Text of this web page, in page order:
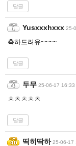
답글
Yusxxxhxxx 25-
축하드려유~~~~
답글
두무 25-06-17 16:33
ㅊㅊㅊㅊㅊ
답글
띡히딱하 25-06-17